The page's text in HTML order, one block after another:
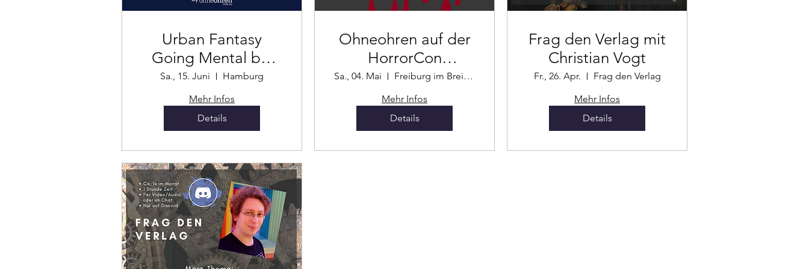
Urban Fantasy
Going Mental bei
der Nordcon
Sa., 15. Juni
Hamburg
Mehr Infos
Details
Ohneohren auf der
HorrorCon
Germany
Sa., 04. Mai
Freiburg im Breisgau
Mehr Infos
Details
Frag den Verlag mit
Christian Vogt
Fr., 26. Apr.
Frag den Verlag
Mehr Infos
Details